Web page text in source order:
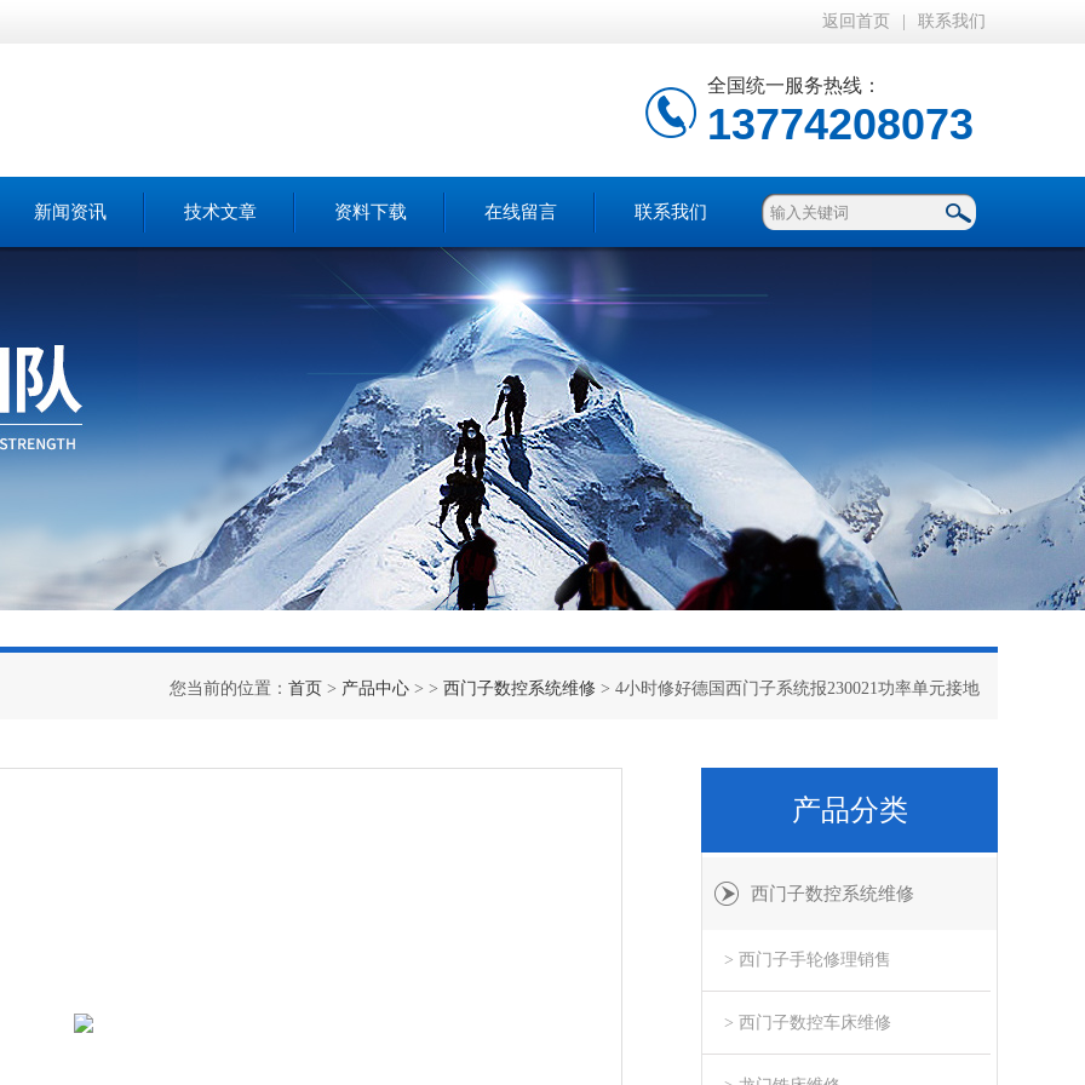
返回首页 联系我们
全国统一服务热线：
13774208073
新闻资讯 技术文章 资料下载 在线留言 联系我们
您当前的位置： 首页 > 产品中心 > > 西门子数控系统维修 > 4小时修好德国西门子系统报230021功率单元接地
产品分类
西门子数控系统维修
> 西门子手轮修理销售
> 西门子数控车床维修